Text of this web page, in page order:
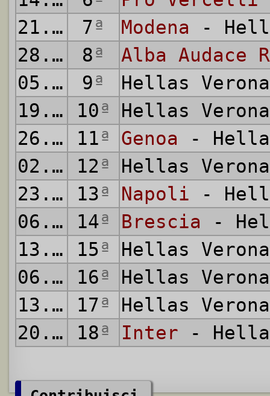
21.11.1926
7ª Modena -
28.11.1926
8ª
Alba Audace
05.12.1926
9ª
Hellas
19.12.1926
10ª
Hellas
26.12.1926
11ª Genoa -
02.01.1927
12ª
Hellas
23.01.1927
13ª Napoli -
06.02.1927
14ª Brescia -
13.02.1927
15ª
Hellas
06.03.1927
16ª
Hellas
13.03.1927
17ª
Hellas
20.03.1927
18ª Inter -